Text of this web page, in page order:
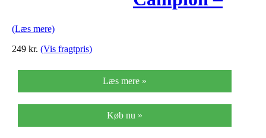
isolering –
Grøn
(Læs mere)
249 kr. (Vis fragtpris)
Læs mere »
Køb nu »